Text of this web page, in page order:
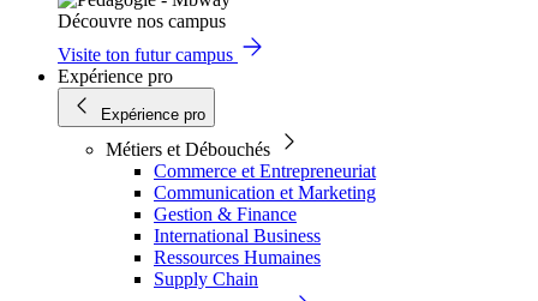
Découvre nos campus
Visite ton futur campus
Expérience pro
Expérience pro
Métiers et Débouchés
Commerce et Entrepreneuriat
Communication et Marketing
Gestion & Finance
International Business
Ressources Humaines
Supply Chain